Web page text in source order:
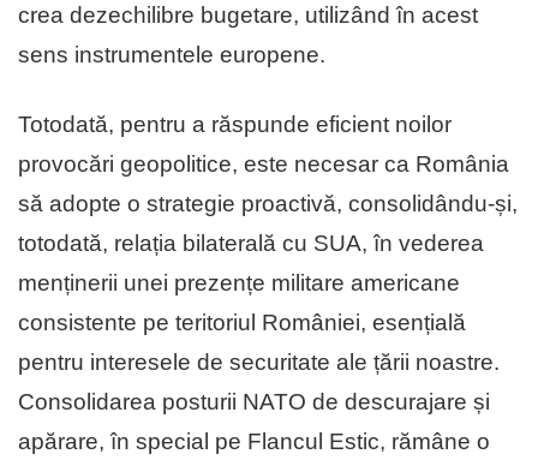
crea dezechilibre bugetare, utilizând în acest
sens instrumentele europene.
Totodată, pentru a răspunde eficient noilor
provocări geopolitice, este necesar ca România
să adopte o strategie proactivă, consolidându-și,
totodată, relația bilaterală cu SUA, în vederea
menținerii unei prezențe militare americane
consistente pe teritoriul României, esențială
pentru interesele de securitate ale țării noastre.
Consolidarea posturii NATO de descurajare și
apărare, în special pe Flancul Estic, rămâne o